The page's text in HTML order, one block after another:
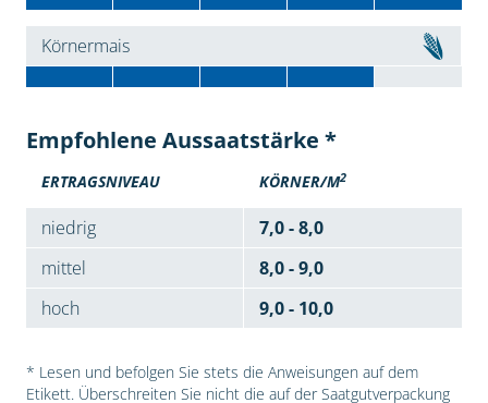
Körnermais
Empfohlene Aussaatstärke *
ERTRAGSNIVEAU KÖRNER/M2
niedrig
7,0 - 8,0
mittel
8,0 - 9,0
hoch
9,0 - 10,0
* Lesen und befolgen Sie stets die Anweisungen auf dem
Etikett. Überschreiten Sie nicht die auf der Saatgutverpackung